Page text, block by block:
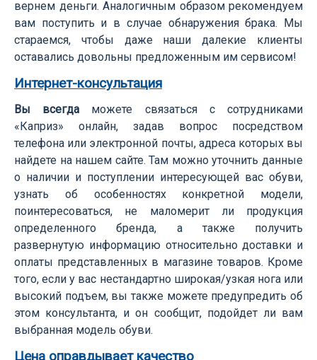
вернем деньги. Аналогичным образом рекомендуем
вам поступить и в случае обнаружения брака. Мы
стараемся, чтобы даже наши далекие клиенты
оставались довольны предложенным им сервисом!
Интернет-консультация
Вы всегда можете связаться с сотрудниками
«Каприз» онлайн, задав вопрос посредством
телефона или электронной почты, адреса которых вы
найдете на нашем сайте. Там можно уточнить данные
о наличии и поступлении интересующей вас обуви,
узнать об особенностях конкретной модели,
поинтересоваться, не маломерит ли продукция
определенного бренда, а также получить
развернутую информацию относительно доставки и
оплаты представленных в магазине товаров. Кроме
того, если у вас нестандартно широкая/узкая нога или
высокий подъем, вы также можете предупредить об
этом консультанта, и он сообщит, подойдет ли вам
выбранная модель обуви.
Цена оправдывает качество